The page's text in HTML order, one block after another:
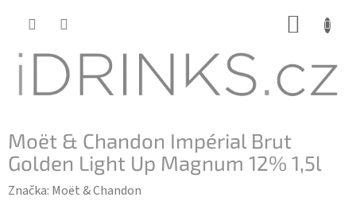
Moët & Chandon Impérial Brut
Golden Light Up Magnum 12% 1,5l
Značka: Moët & Chandon